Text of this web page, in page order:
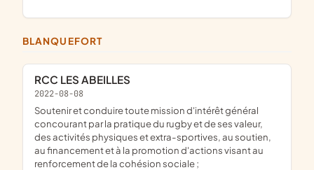
BLANQUEFORT
RCC LES ABEILLES
2022-08-08
soutenir et conduire toute mission d'intérêt général
concourant par la pratique du rugby et de ses valeur,
des activités physiques et extra-sportives, au soutien,
au financement et à la promotion d'actions visant au
renforcement de la cohésion sociale ;